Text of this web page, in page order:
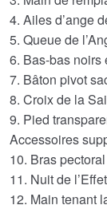
4. Ailes d’ange
5. Queue de
6. Bas-bas noirs
7. Bâton pivot
8. Croix de la
9. Pied
Accessoires
10. Bras
11. Nuit de
12. Main tenant